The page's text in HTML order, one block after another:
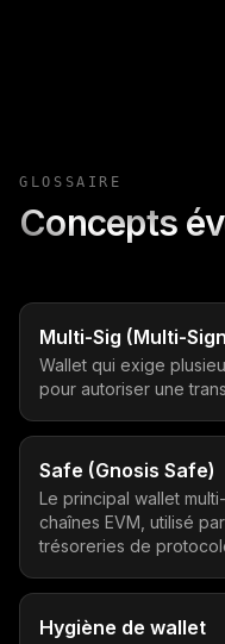
GLOSSAIRE
Concepts
Multi-Sig (Multi-
Wallet qui exige
pour autoriser une
Safe (Gnosis Safe)
Le principal wallet
chaînes EVM, utilisé
trésoreries de
Hygiène de wallet